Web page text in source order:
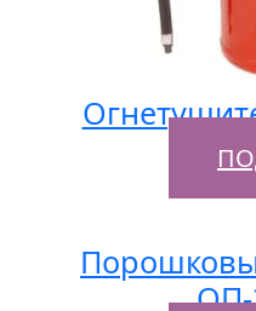
ОП-